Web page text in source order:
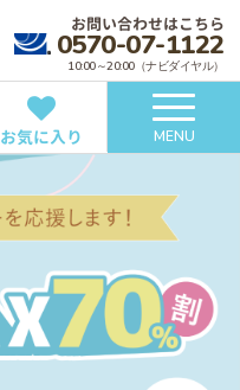
お問い合わせはこちら
0570-07-1122
10:00～20:00（ナビダイヤル）
お気に入り MENU